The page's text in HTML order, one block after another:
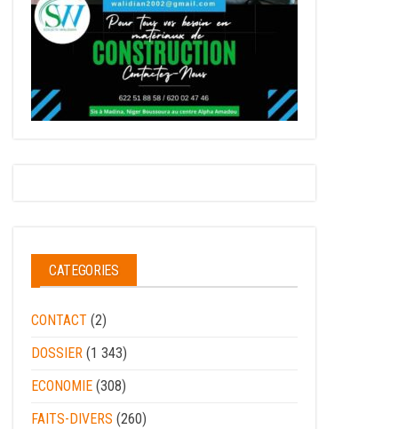
CATEGORIES
CONTACT (2)
DOSSIER (1 343)
ECONOMIE (308)
FAITS-DIVERS (260)